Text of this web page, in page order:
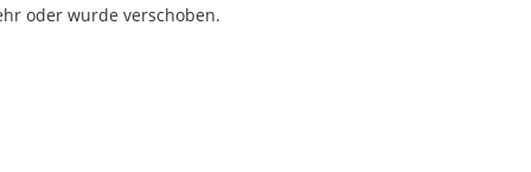
oder wurde verschoben.